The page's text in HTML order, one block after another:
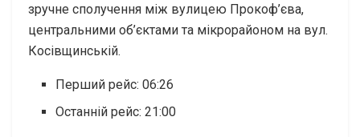
зручне сполучення між вулицею Прокоф’єва,
центральними об’єктами та мікрорайоном на вул.
Косівщинській.
Перший рейс: 06:26
Останній рейс: 21:00